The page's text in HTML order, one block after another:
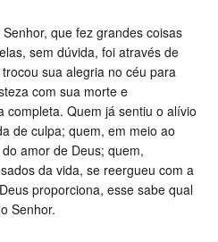
que fez grandes coisas
sem dúvida, foi através de
sua alegria no céu para
com sua morte e
completa. Quem já sentiu o alívio
de culpa; quem, em meio ao
amor de Deus; quem,
da vida, se reergueu com a
proporciona, esse sabe qual
Senhor.